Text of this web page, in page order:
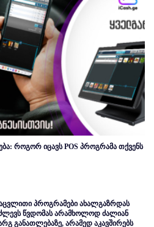
როგორ იცავს POS პროგრამა თქვენს
პროგრამები ახალგაზრდას
წვდომას არამხოლოდ ძალიან
განათლებაზე, არამედ აკავშირებს